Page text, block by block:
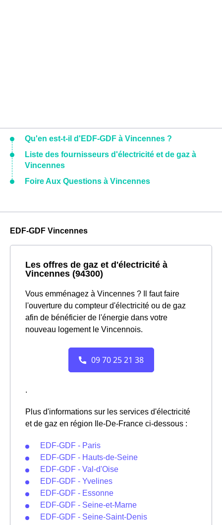
Qu'en est-t-il d'EDF-GDF à Vincennes ?
Liste des fournisseurs d'électricité et de gaz à
Vincennes
Foire Aux Questions à Vincennes
EDF-GDF Vincennes
Les offres de gaz et d'électricité à
Vincennes (94300)
Vous emménagez à Vincennes ? Il faut faire
l'ouverture du compteur d'électricité ou de gaz
afin de bénéficier de l'énergie dans votre
nouveau logement le Vincennois.
.
Plus d'informations sur les services d'électricité
et de gaz en région Ile-De-France ci-dessous :
EDF-GDF - Paris
EDF-GDF - Hauts-de-Seine
EDF-GDF - Val-d'Oise
EDF-GDF - Yvelines
EDF-GDF - Essonne
EDF-GDF - Seine-et-Marne
EDF-GDF - Seine-Saint-Denis